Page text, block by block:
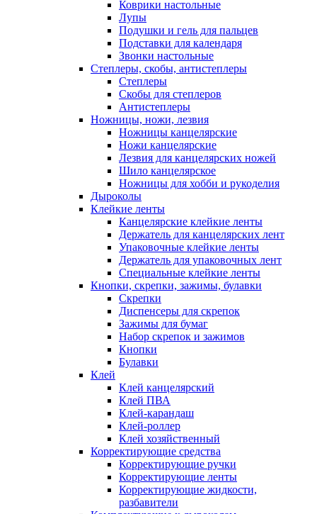
Коврики настольные
Лупы
Подушки и гель для пальцев
Подставки для календаря
Звонки настольные
Степлеры, скобы, антистеплеры
Степлеры
Скобы для степлеров
Антистеплеры
Ножницы, ножи, лезвия
Ножницы канцелярские
Ножи канцелярские
Лезвия для канцелярских ножей
Шило канцелярское
Ножницы для хобби и рукоделия
Дыроколы
Клейкие ленты
Канцелярские клейкие ленты
Держатель для канцелярских лент
Упаковочные клейкие ленты
Держатель для упаковочных лент
Специальные клейкие ленты
Кнопки, скрепки, зажимы, булавки
Скрепки
Диспенсеры для скрепок
Зажимы для бумаг
Набор скрепок и зажимов
Кнопки
Булавки
Клей
Клей канцелярский
Клей ПВА
Клей-карандаш
Клей-роллер
Клей хозяйственный
Корректирующие средства
Корректирующие ручки
Корректирующие ленты
Корректирующие жидкости,
разбавители